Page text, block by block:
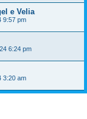
e Velia
9:57 pm
6:24 pm
3:20 am